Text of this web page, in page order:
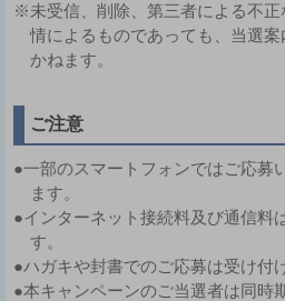
※未受信、削除、第三者による不
情によるものであっても、当選
かねます。
ご注意
●一部のスマートフォンではご応募
ます。
●インターネット接続料及び通信料
す。
●ハガキや封書でのご応募は受け付
●本キャンペーンのご当選者は同時